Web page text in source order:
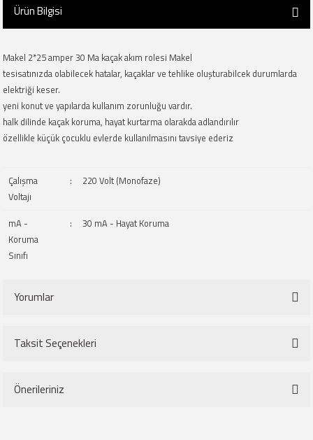
Ürün Bilgisi
Makel 2*25 amper 30 Ma kaçak akım rolesi Makel
tesisatınızda olabilecek hatalar, kaçaklar ve tehlike oluşturabilcek durumlarda
elektriği keser.
yeni konut ve yapılarda kullanım zorunluğu vardır.
halk dilinde kaçak koruma, hayat kurtarma olarakda adlandırılır
özellikle küçük çocuklu evlerde kullanılmasını tavsiye ederiz
Çalışma
Voltajı
: 220 Volt (Monofaze)
mA -
Koruma
Sınıfı
: 30 mA - Hayat Koruma
Yorumlar
Taksit Seçenekleri
Önerileriniz